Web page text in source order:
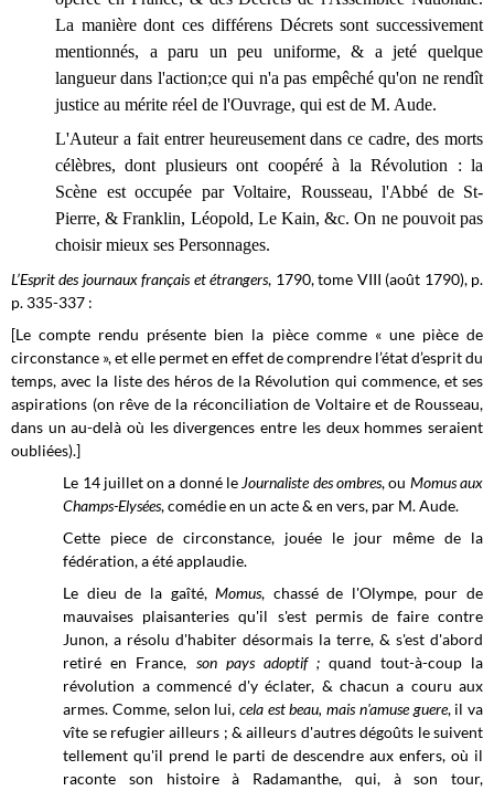
La manière dont ces différens Décrets sont successivement
mentionnés, a paru un peu uniforme, & a jeté quelque
langueur dans l'action;ce qui n'a pas empêché qu'on ne rendît
justice au mérite réel de l'Ouvrage, qui est de M. Aude.
L'Auteur a fait entrer heureusement dans ce cadre, des morts
célèbres, dont plusieurs ont coopéré à la Révolution : la
Scène est occupée par Voltaire, Rousseau, l'Abbé de St-
Pierre, & Franklin, Léopold, Le Kain, &c. On ne pouvoit pas
choisir mieux ses Personnages.
L’Esprit des journaux français et étrangers, 1790, tome VIII (août 1790), p.
p. 335-337 :
[Le compte rendu présente bien la pièce comme « une pièce de
circonstance », et elle permet en effet de comprendre l’état d’esprit du
temps, avec la liste des héros de la Révolution qui commence, et ses
aspirations (on rêve de la réconciliation de Voltaire et de Rousseau,
dans un au-delà où les divergences entre les deux hommes seraient
oubliées).]
Le 14 juillet on a donné le Journaliste des ombres, ou Momus aux
Champs-Elysées, comédie en un acte & en vers, par M. Aude.
Cette piece de circonstance, jouée le jour même de la
fédération, a été applaudie.
Le dieu de la gaîté,Momus, chassé de l'Olympe, pour de
mauvaises plaisanteries qu'il s'est permis de faire contre
Junon, a résolu d'habiter désormais la terre, & s'est d'abord
retiré en France, son pays adoptif ;quand tout-à-coup la
révolution a commencé d'y éclater, & chacun a couru aux
armes. Comme, selon lui,cela est beau, mais n'amuse guere, il va
vîte se refugier ailleurs ; & ailleurs d'autres dégoûts le suivent
tellement qu'il prend le parti de descendre aux enfers, où il
raconte son histoire à Radamanthe, qui, à son tour,